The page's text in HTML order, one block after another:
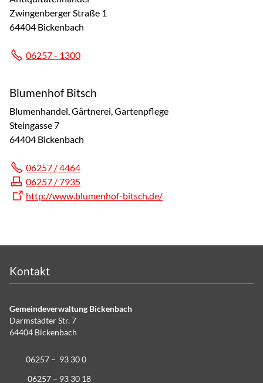
Zwingenberger Straße 1
64404 Bickenbach
06257 - 1300
Blumenhof Bitsch
Blumenhandel, Gärtnerei, Gartenpflege
Steingasse 7
64404 Bickenbach
06257 / 4464
06257 / 7935
http://www.blumenhof-bitsch.de/
Kontakt
Gemeindeverwaltung Bickenbach
Darmstädter Str. 7
64404 Bickenbach
06257 – 93 30 0
06257 – 93 30 18